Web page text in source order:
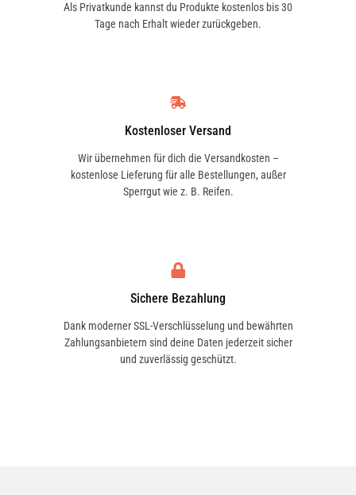
Als Privatkunde kannst du Produkte kostenlos bis 30
Tage nach Erhalt wieder zurückgeben.
Kostenloser Versand
Wir übernehmen für dich die Versandkosten –
kostenlose Lieferung für alle Bestellungen, außer
Sperrgut wie z. B. Reifen.
Sichere Bezahlung
Dank moderner SSL-Verschlüsselung und bewährten
Zahlungsanbietern sind deine Daten jederzeit sicher
und zuverlässig geschützt.